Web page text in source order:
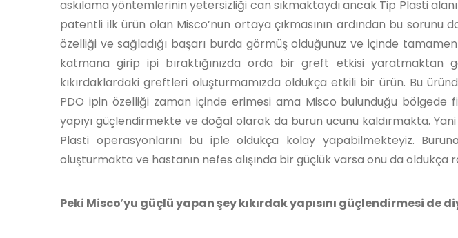
askılama yöntemlerinin yetersizliği can sıkmaktaydı ancak Tip Plasti
patentli ilk ürün olan Misco’nun ortaya çıkmasının ardından bu sorunu
özelliği ve sağladığı başarı burda görmüş olduğunuz ve içinde
katmana girip ipi bıraktığınızda orda bir greft etkisi yaratmaktan
kıkırdaklardaki greftleri oluşturmamızda oldukça etkili bir ürün. Bu
PDO ipin özelliği zaman içinde erimesi ama Misco bulunduğu bölgede
yapıyı güçlendirmekte ve doğal olarak da burun ucunu kaldırmakta.
Plasti operasyonlarını bu iple oldukça kolay yapabilmekteyiz.
oluşturmakta ve hastanın nefes alışında bir güçlük varsa onu da
Peki Misco’yu güçlü yapan şey kıkırdak yapısını güçlendirmesi de